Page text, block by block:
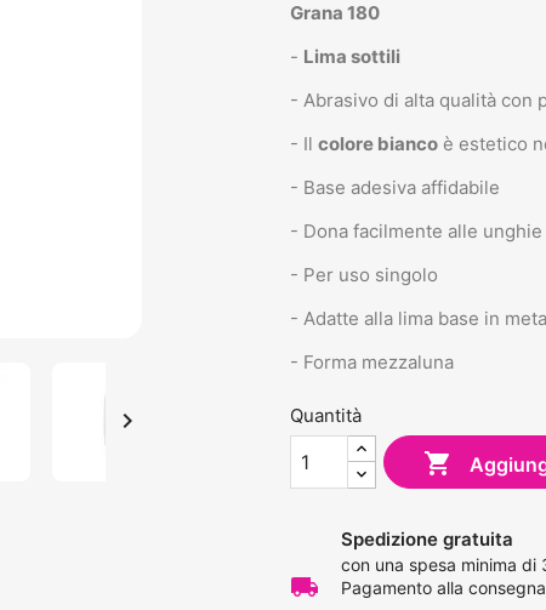

Grana 180
- Lima sottili
- Abrasivo di alta qualità con
- Il colore bianco è estetico
- Base adesiva affidabile
- Dona facilmente alle
- Per uso singolo
- Adatte alla lima base in
- Forma mezzaluna
Quantità

local_shipping
Spedizione gratuita
con una spesa minima di
Pagamento alla